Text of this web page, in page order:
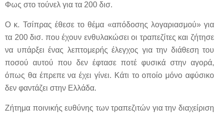
Φως στο τούνελ για τα 200 δισ.
Ο κ. Τσίπρας έθεσε το θέμα «απόδοσης λογαριασμού» για
τα 200 δισ. που έχουν ενθυλακώσει οι τραπεζίτες και ζήτησε
να υπάρξει ένας λεπτομερής έλεγχος για την διάθεση του
ποσού αυτού που δεν έφτασε ποτέ φυσικά στην αγορά,
όπως θα έπρεπε να έχει γίνει. Κάτι το οποίο μόνο αφύσικο
δεν φαντάζει στην Ελλάδα.
Ζήτημα ποινικής ευθύνης των τραπεζιτών για την διαχείριση